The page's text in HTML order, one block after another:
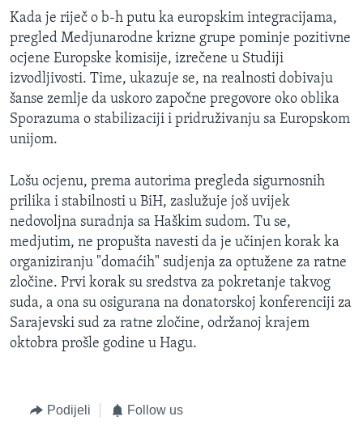
Kada je riječ o b-h putu ka europskim integracijama,
pregled Medjunarodne krizne grupe pominje pozitivne
ocjene Europske komisije, izrečene u Studiji
izvodljivosti. Time, ukazuje se, na realnosti dobivaju
šanse zemlje da uskoro započne pregovore oko oblika
Sporazuma o stabilizaciji i pridruživanju sa Europskom
unijom.
Lošu ocjenu, prema autorima pregleda sigurnosnih
prilika i stabilnosti u BiH, zaslužuje još uvijek
nedovoljna suradnja sa Haškim sudom. Tu se,
medjutim, ne propušta navesti da je učinjen korak ka
organiziranju "domaćih" sudjenja za optužene za ratne
zločine. Prvi korak su sredstva za pokretanje takvog
suda, a ona su osigurana na donatorskoj konferenciji za
Sarajevski sud za ratne zločine, održanoj krajem
oktobra prošle godine u Hagu.
Podijeli Follow us